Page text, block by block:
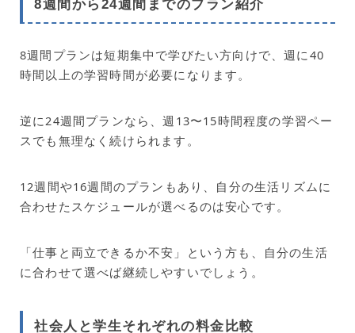
8週間から24週間までのプラン紹介
8週間プランは短期集中で学びたい方向けで、週に40
時間以上の学習時間が必要になります。
逆に24週間プランなら、週13〜15時間程度の学習ペー
スでも無理なく続けられます。
12週間や16週間のプランもあり、自分の生活リズムに
合わせたスケジュールが選べるのは安心です。
「仕事と両立できるか不安」という方も、自分の生活
に合わせて選べば継続しやすいでしょう。
社会人と学生それぞれの料金比較